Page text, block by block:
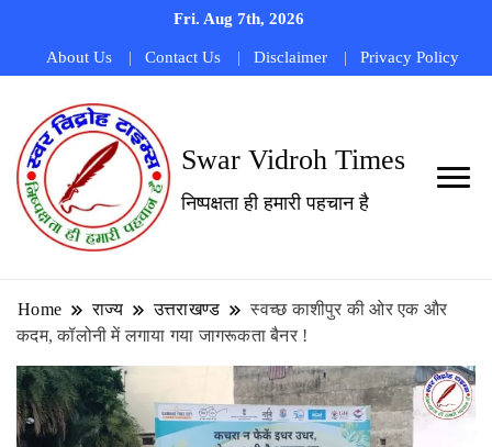
Fri. Aug 7th, 2026
About Us Contact Us Disclaimer Privacy Policy
Swar Vidroh Times
निष्पक्षता ही हमारी पहचान है
Home राज्य उत्तराखण्ड
स्वच्छ काशीपुर की ओर एक और
कदम, कॉलोनी में लगाया गया जागरूकता बैनर !